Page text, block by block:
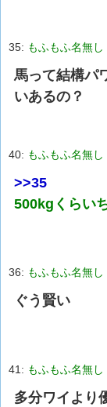
35: もふもふ名無し
馬って結構パ
いあるの？
40: もふもふ名無し
>>35
500kgくらい
36: もふもふ名無し
ぐう賢い
41: もふもふ名無し
多分ワイより